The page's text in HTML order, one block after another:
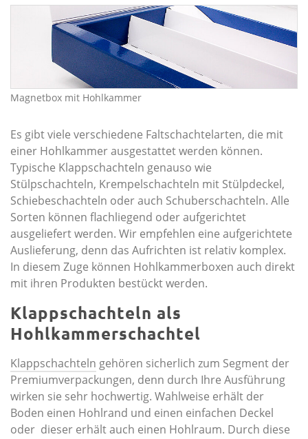
Magnetbox mit Hohlkammer
Es gibt viele verschiedene Faltschachtelarten, die mit
einer Hohlkammer ausgestattet werden können.
Typische Klappschachteln genauso wie
Stülpschachteln, Krempelschachteln mit Stülpdeckel,
Schiebeschachteln oder auch Schuberschachteln. Alle
Sorten können flachliegend oder aufgerichtet
ausgeliefert werden. Wir empfehlen eine aufgerichtete
Auslieferung, denn das Aufrichten ist relativ komplex.
In diesem Zuge können Hohlkammerboxen auch direkt
mit ihren Produkten bestückt werden.
Klappschachteln als
Hohlkammerschachtel
Klappschachteln gehören sicherlich zum Segment der
Premiumverpackungen, denn durch Ihre Ausführung
wirken sie sehr hochwertig. Wahlweise erhält der
Boden einen Hohlrand und einen einfachen Deckel
oder dieser erhält auch einen Hohlraum. Durch diese